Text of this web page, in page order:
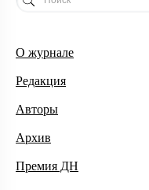
О журнале
Редакция
Авторы
Архив
Премия ДН